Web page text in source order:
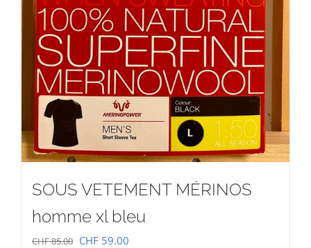
SOUS VETEMENT MÉRINOS
homme xl bleu
CHF85.00 Le
CHF 59.00